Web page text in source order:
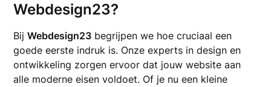
Webdesign23?
BijWebdesign23 begrijpen we hoe cruciaal een
goede eerste indruk is. Onze experts in design en
ontwikkeling zorgen ervoor dat jouw website aan
alle moderne eisen voldoet. Of je nu een kleine